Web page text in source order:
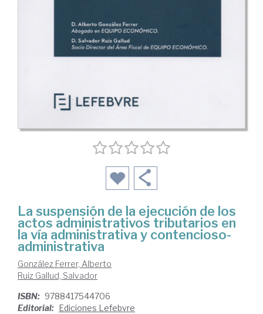
La suspensión de la ejecución de los
actos administrativos tributarios en
la vía administrativa y contencioso-
administrativa
González Ferrer, Alberto
Ruiz Gallud, Salvador
ISBN: 9788417544706
Editorial: Ediciones Lefebvre